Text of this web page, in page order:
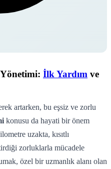
İlk Yardım ve
artarken, bu eşsiz ve zorlu
konusu da hayati bir önem
uzakta, kısıtlı
zorluklarla mücadele
özel bir uzmanlık alanı olan